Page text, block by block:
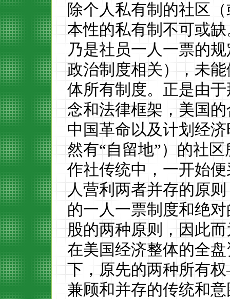
除个人私有制的社区
本性的私有制不可或
乃是社员一人一票的规
政治制度相关），未
体所有制度。正是由于
念和法律框架，美国的
中国革命以及计划经
然有“自留地”）的社区
作社传统中，一开始
人营利两者并存的原
的一人一票制度和绝
股的两种原则，因此
在美国经济整体的全
下，原先的两种所有权
兼顾和并存的传统和